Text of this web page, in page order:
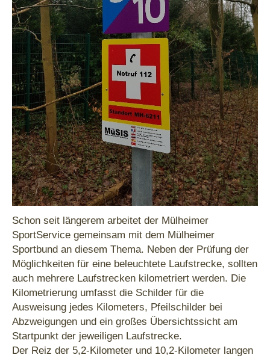
Schon seit längerem arbeitet der Mülheimer
SportService gemeinsam mit dem Mülheimer
Sportbund an diesem Thema. Neben der Prüfung der
Möglichkeiten für eine beleuchtete Laufstrecke, sollten
auch mehrere Laufstrecken kilometriert werden. Die
Kilometrierung umfasst die Schilder für die
Ausweisung jedes Kilometers, Pfeilschilder bei
Abzweigungen und ein großes Übersichtssicht am
Startpunkt der jeweiligen Laufstrecke.
Der Reiz der 5,2-Kilometer und 10,2-Kilometer langen